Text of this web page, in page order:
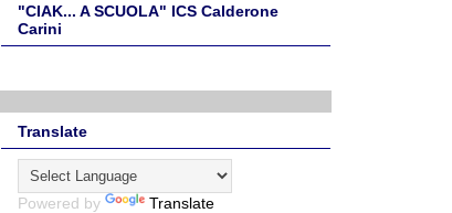
"CIAK... A SCUOLA" ICS Calderone
Carini
Translate
Powered by Translate